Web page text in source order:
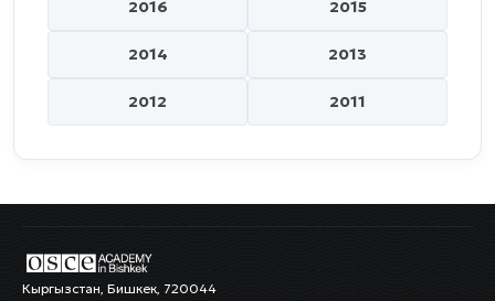
2016 2015
2014 2013
2012 2011
Кыргызстан, Бишкек, 720044